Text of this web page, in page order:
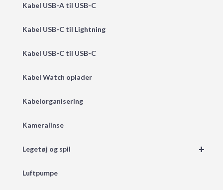
Kabel USB-A til USB-C
Kabel USB-C til Lightning
Kabel USB-C til USB-C
Kabel Watch oplader
Kabelorganisering
Kameralinse
+
Legetøj og spil
Luftpumpe